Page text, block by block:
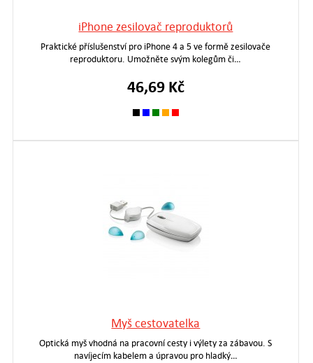
iPhone zesilovač reproduktorů
Praktické příslušenství pro iPhone 4 a 5 ve formě zesilovače
reproduktoru. Umožněte svým kolegům či…
46,69 Kč
Myš cestovatelka
Optická myš vhodná na pracovní cesty i výlety za zábavou. S
navíjecím kabelem a úpravou pro hladký…